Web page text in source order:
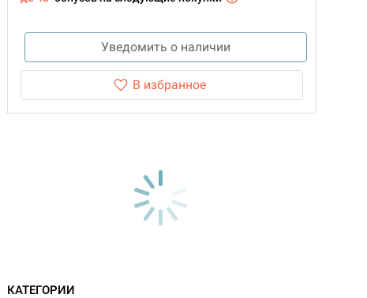
Уведомить о наличии
В избранное
КАТЕГОРИИ